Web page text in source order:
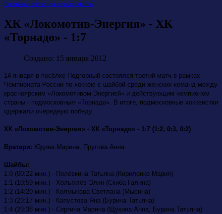
Текстовая online трансляция матча
ХК «Локомотив-Энергия» - ХК
«Торнадо» - 1:7
Создано: 15 января 2012
14 января в посёлке Подгорный состоялся третий матч в рамках
Чемпионата России по хоккею с шайбой среди женских команд между
красноярским «Локомотивом-Энергией» и действующим чемпионом
страны - подмосковным «Торнадо». В итоге, подмосковные хоккеистки
одержали очередную победу.
ХК «Локомотив-Энергия» - ХК «Торнадо» - 1:7 (1:2, 0:3, 0:2)
Вратари: Юдина Марина, Пругова Анна.
Шайбы:
1:0 (00:22 мин.) - Полёвкина Татьяна (Кириленко Мария)
1:1 (10:59 мин.) - Хольмлёв Элин (Скиба Галина)
1:2 (14:20 мин.) - Колмыкова Светлана (Мысина)
1:3 (23:17 мин.) - Капустова Яна (Бурина Татьяна)
1:4 (23:38 мин.) - Сергина Марина (Щукина Анна, Бурина Татьяна)